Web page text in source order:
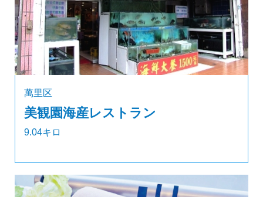
萬里区
美観園海産レストラン
9.04キロ